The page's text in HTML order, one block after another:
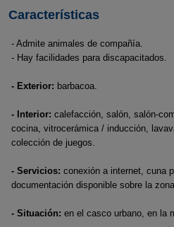
Características
- Admite animales de compañía.
- Hay facilidades para discapacitados.
- Exterior: barbacoa.
- Interior: calefacción, salón, salón-
cocina, vitrocerámica / inducción,
colección de juegos.
- Servicios: conexión a internet, cuna
documentación disponible sobre la
- Situación: en el casco urbano, en la